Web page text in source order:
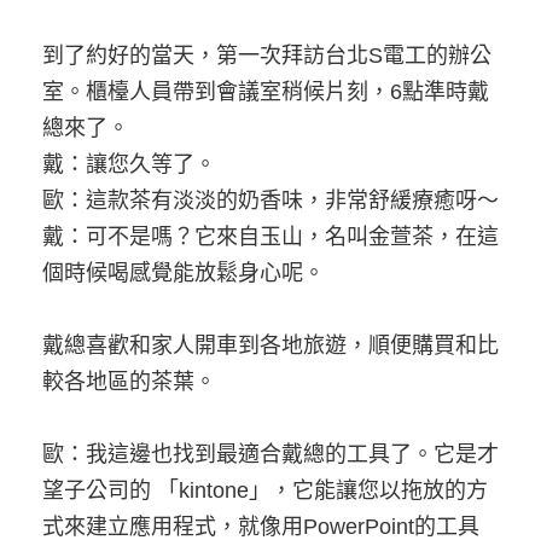
到了約好的當天，第一次拜訪台北S電工的辦公
室。櫃檯人員帶到會議室稍候片刻，6點準時戴
總來了。
戴：讓您久等了。
歐：這款茶有淡淡的奶香味，非常舒緩療癒呀～
戴：可不是嗎？它來自玉山，名叫金萱茶，在這
個時候喝感覺能放鬆身心呢。
戴總喜歡和家人開車到各地旅遊，順便購買和比
較各地區的茶葉。
歐：我這邊也找到最適合戴總的工具了。它是才
望子公司的 「kintone」，它能讓您以拖放的方
式來建立應用程式，就像用PowerPoint的工具